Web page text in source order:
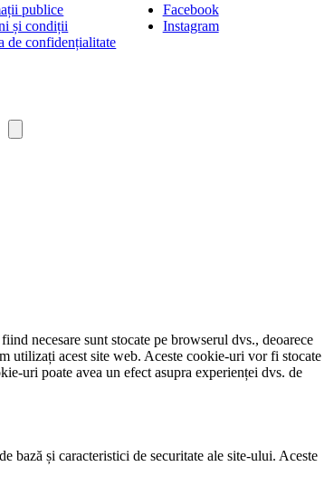
publice
și condiții
de confidențialitate
Facebook
Instagram
necesare sunt stocate pe browserul dvs., deoarece
utilizați acest site web. Aceste cookie-uri vor fi stocate
uri poate avea un efect asupra experienței dvs. de
bază și caracteristici de securitate ale site-ului. Aceste